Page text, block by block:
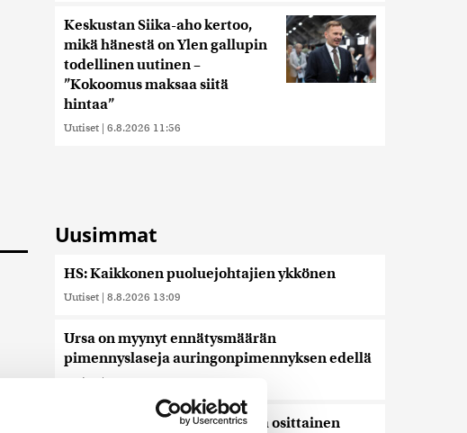
Keskustan Siika-aho kertoo,
mikä hänestä on Ylen gallupin
todellinen uutinen –
”Kokoomus maksaa siitä
hintaa”
Uutiset | 6.8.2026 11:56
Uusimmat
HS: Kaikkonen puoluejohtajien ykkönen
Uutiset | 8.8.2026 13:09
Ursa on myynyt ennätysmäärän
pimennyslaseja auringonpimennyksen edellä
Uutiset |
Suomessa näkyy keskiviikkona osittainen